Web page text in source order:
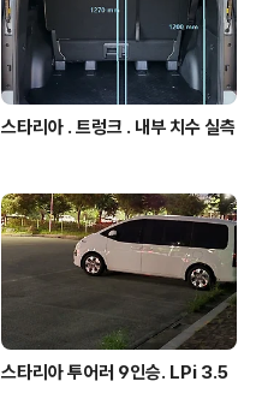
스타리아 . 트렁크 . 내부 치수 실측
스타리아 투어러 9인승. LPi 3.5